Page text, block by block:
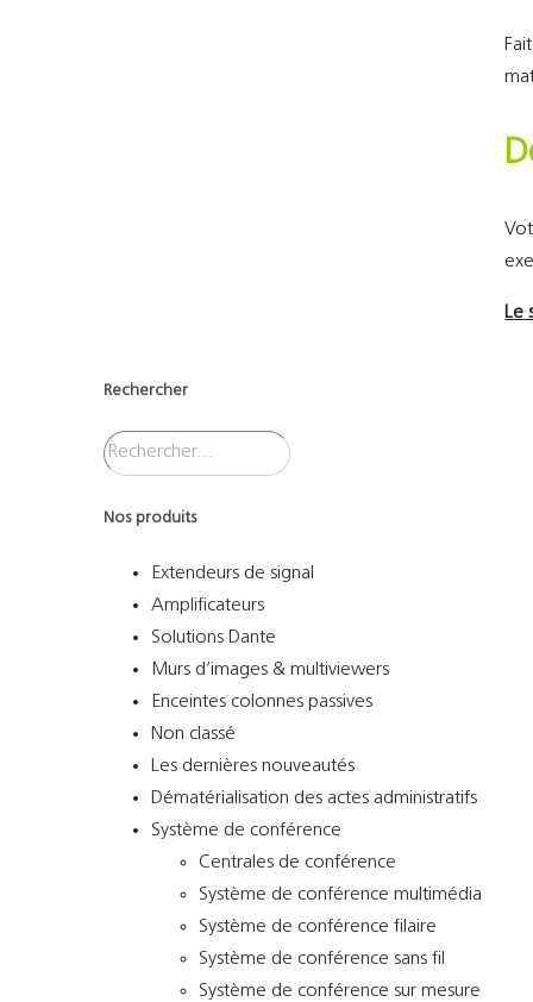
Le
Rechercher
Nos produits
Extendeurs de signal
Amplificateurs
Solutions Dante
Murs d’images & multiviewers
Enceintes colonnes passives
Non classé
Les dernières nouveautés
Dématérialisation des actes administratifs
Système de conférence
Centrales de conférence
Système de conférence multimédia
Système de conférence filaire
Système de conférence sans fil
Système de conférence sur mesure